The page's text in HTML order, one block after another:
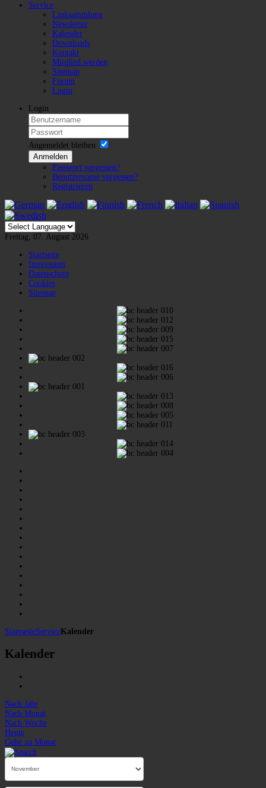
Service
Linksammlung
Newsletter
Kalender
Downloads
Kontakt
Mitglied werden
Sitemap
Forum
Login
Login
Angemeldet bleiben
Anmelden
Passwort vergessen?
Benutzername vergessen?
Registrieren
Freitag, 07. August 2026
Startseite
Impressum
Datenschutz
Cookies
Sitemap
StartseiteService Kalender
Kalender
Nach Jahr
Nach Monat
Nach Woche
Heute
Gehe zu Monat